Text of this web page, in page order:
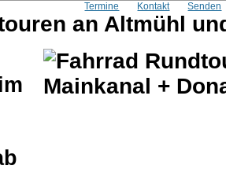
Termine Kontakt Senden
an Altmühl